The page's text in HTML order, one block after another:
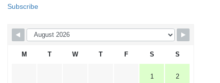
Subscribe
M T W T F S S
1 2